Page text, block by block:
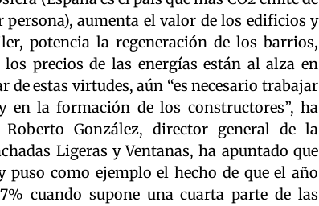
persona), aumenta el valor de los edificios y
potencia la regeneración de los barrios,
precios de las energías están al alza en
de estas virtudes, aún “es necesario trabajar
en la formación de los constructores”, ha
González, director general de la
Ligeras y Ventanas, ha apuntado que
puso como ejemplo el hecho de que el año
cuando supone una cuarta parte de las